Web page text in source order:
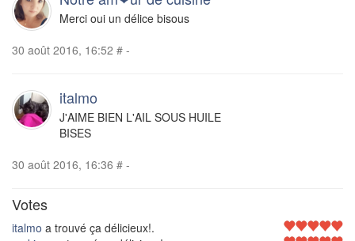
Merci oui un délice bisous
30 août 2016, 16:52 # -
italmo
J'AIME BIEN L'AIL SOUS HUILE
BISES
30 août 2016, 16:36 # -
Votes
italmo a trouvé ça délicieux!.